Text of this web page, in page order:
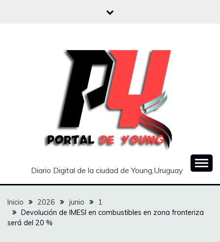
Diario Digital de la ciudad de Young,Uruguay
Inicio 2026 junio
1
Devolución de IMESI en combustibles en zona fronteriza
será del 20 %